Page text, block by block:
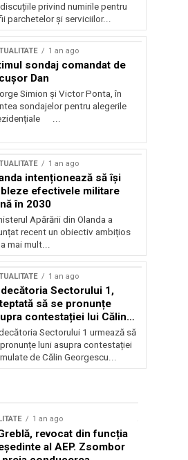
privind numirile pentru
parchetelor și serviciilor...
1 an ago
sondaj comandat de
Dan
Simion și Victor Ponta, în
sondajelor pentru alegerile
...
1 an ago
intenționează să își
efectivele militare
în 2030
Apărării din Olanda a
recent un obiectiv ambițios
mai mult...
1 an ago
Sectorului 1,
să se pronunțe
contestației lui Călin
privind controlul
Sectorului 1 urmează să
luni asupra contestației
de Călin Georgescu...
1 an ago
revocat din funcția
al AEP. Zsombor